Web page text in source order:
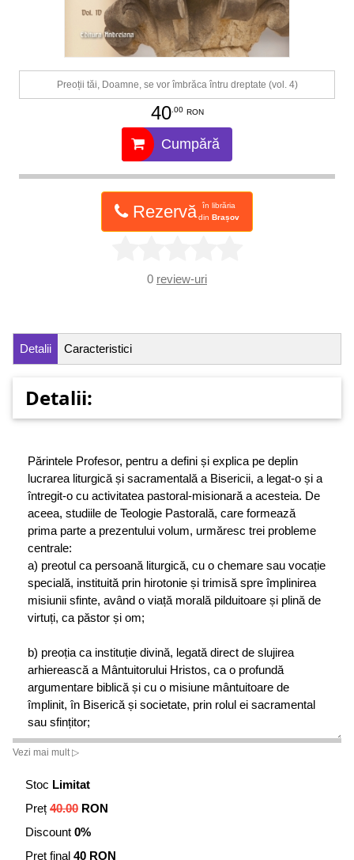
Preoții tăi, Doamne, se vor îmbrăca întru dreptate (vol. 4)
40.00 RON
Cumpără
Rezervă
în librăria
din Brașov
0 review-uri
Detalii Caracteristici
Detalii:
Părintele Profesor, pentru a defini și explica pe deplin
lucrarea liturgică și sacramentală a Bisericii, a legat-o și a
întregit-o cu activitatea pastoral-misionară a acesteia. De
aceea, studiile de Teologie Pastorală, care formează
prima parte a prezentului volum, urmăresc trei probleme
centrale:
a) preotul ca persoană liturgică, cu o chemare sau vocație
specială, instituită prin hirotonie și trimisă spre împlinirea
misiunii sfinte, având o viață morală pilduitoare și plină de
virtuți, ca păstor și om;
b) preoția ca instituție divină, legată direct de slujirea
arhierească a Mântuitorului Hristos, ca o profundă
argumentare biblică și cu o misiune mântuitoare de
împlinit, în Biserică și societate, prin rolul ei sacramental
sau sfințitor;
c) mijloacele și metodele pastorale necesare conducerii
Importanța slujirii preoțești este întărită prin mulțimea
virtuților necesare unui preot și prin viața sa lăuntrică sau
Vezi mai mult ▷
Stoc Limitat
Preț 40.00 RON
Discount 0%
Preț final 40 RON